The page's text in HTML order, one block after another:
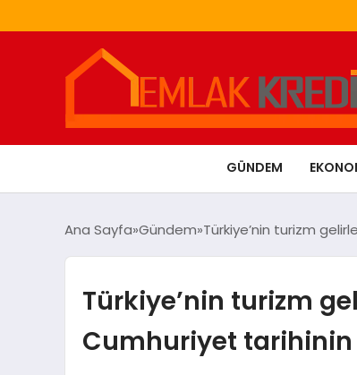
GÜNDEM
Ana Sayfa Gündem Türkiye’nin turizm
Türkiye’nin turizm
Cumhuriyet tarihinin